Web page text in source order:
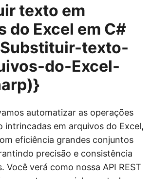
texto em
do Excel em C#
texto-
do-Excel-
automatizar as operações
intrincadas em arquivos do Excel,
eficiência grandes conjuntos
precisão e consistência
Você verá como nossa API REST